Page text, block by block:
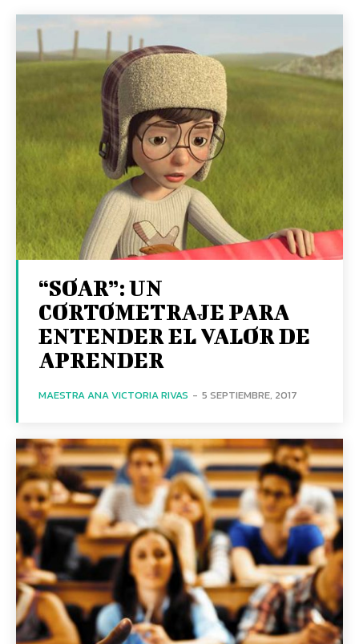
“SOAR”: UN
CORTOMETRAJE PARA
ENTENDER EL VALOR DE
APRENDER
MAESTRA ANA VICTORIA RIVAS - 5 SEPTIEMBRE, 2017